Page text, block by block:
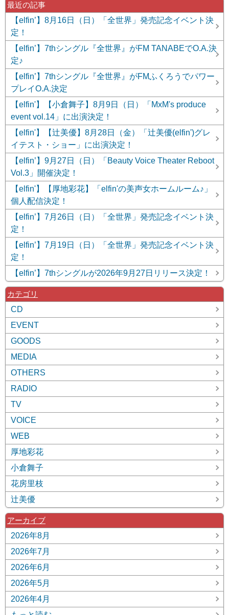
最近の記事
【elfin’】8月16日（日）「全世界」発売記念イベント決
定！
【elfin’】7thシングル『全世界』がFM TANABEでO.A.決
定♪
【elfin’】7thシングル『全世界』がFMふくろうでパワー
プレイO.A.決定
【elfin'】【小倉舞子】8月9日（日）「MxM's produce
event vol.14」に出演決定！
【elfin'】【辻美優】8月28日（金）「辻美優(elfin')グレ
イテスト・ショー」に出演決定！
【elfin’】9月27日（日）「Beauty Voice Theater Reboot
Vol.3」開催決定！
【elfin'】【厚地彩花】「elfin'の美声女ホームルーム♪」
個人配信決定！
【elfin’】7月26日（日）「全世界」発売記念イベント決
定！
【elfin’】7月19日（日）「全世界」発売記念イベント決
定！
【elfin’】7thシングルが2026年9月27日リリース決定！
カテゴリ
CD
EVENT
GOODS
MEDIA
OTHERS
RADIO
TV
VOICE
WEB
厚地彩花
小倉舞子
花房里枝
辻美優
アーカイブ
2026年8月
2026年7月
2026年6月
2026年5月
2026年4月